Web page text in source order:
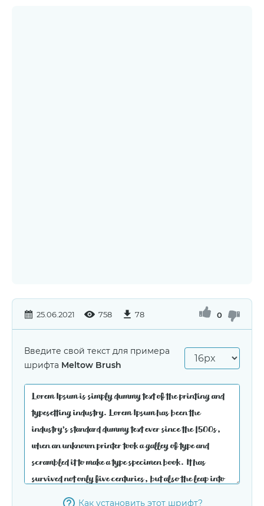
25.06.2021 758 78 0
Введите свой текст для примера
шрифта Meltow Brush
Как установить этот шрифт?